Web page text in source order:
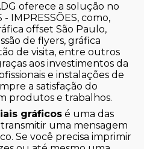
oferece a solução no
IMPRESSÕES, como,
offset São Paulo,
de flyers, gráfica
de visita, entre outros
aos investimentos da
e instalações de
a satisfação do
produtos e trabalhos.
gráficos é uma das
uma mensagem
Se você precisa imprimir